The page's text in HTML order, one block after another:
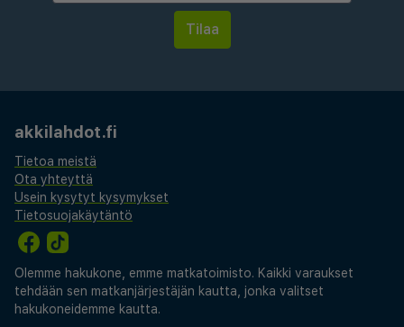
akkilahdot.fi
Tietoa meistä
Ota yhteyttä
Usein kysytyt kysymykset
Tietosuojakäytäntö
Olemme hakukone, emme matkatoimisto. Kaikki varaukset
tehdään sen matkanjärjestäjän kautta, jonka valitset
hakukoneidemme kautta.